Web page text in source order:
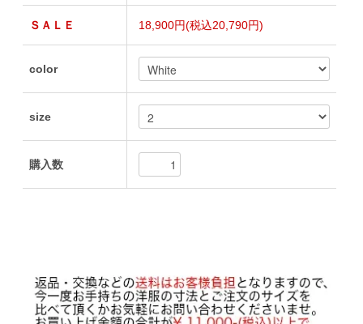
ＳＡＬＥ 18,900円(税込20,790円)
color
size
購入数